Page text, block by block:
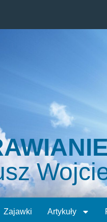
Zajawki Artykuły